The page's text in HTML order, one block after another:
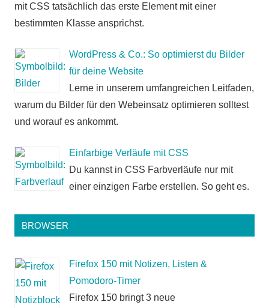
mit CSS tatsächlich das erste Element mit einer
bestimmten Klasse ansprichst.
WordPress & Co.: So optimierst du Bilder
für deine Website
Lerne in unserem umfangreichen Leitfaden,
warum du Bilder für den Webeinsatz optimieren solltest
und worauf es ankommt.
Einfarbige Verläufe mit CSS
Du kannst in CSS Farbverläufe nur mit
einer einzigen Farbe erstellen. So geht es.
BROWSER
Firefox 150 mit Notizen, Listen &
Pomodoro-Timer
Firefox 150 bringt 3 neue